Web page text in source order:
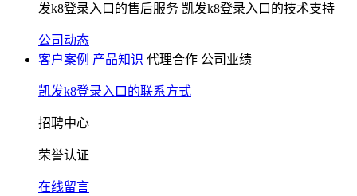
发k8登录入口的售后服务 凯发k8登录入口的技术支持
公司动态
客户案例 产品知识 代理合作 公司业绩
凯发k8登录入口的联系方式
招聘中心
荣誉认证
在线留言